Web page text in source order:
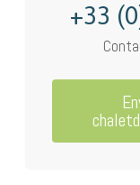
+33